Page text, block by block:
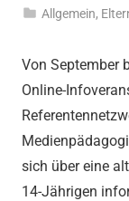
Allgemein,
Von September
Online-
sich über eine
14-Jährigen